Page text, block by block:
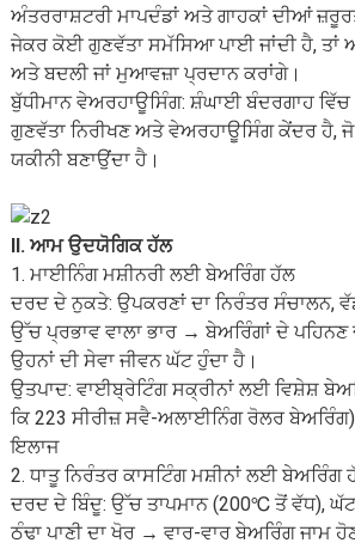
ਅੰਤਰਰਾਸ਼ਟਰੀ ਮਾਪਦੰਡਾਂ ਅਤੇ ਗਾਹਕਾਂ ਦੀਆਂ
ਜੇਕਰ ਕੋਈ ਗੁਣਵੱਤਾ ਸਮੱਸਿਆ ਪਾਈ ਜਾਂਦੀ ਹੈ, ਤਾਂ
ਅਤੇ ਬਦਲੀ ਜਾਂ ਮੁਆਵਜ਼ਾ ਪ੍ਰਦਾਨ ਕਰਾਂਗੇ।
ਬੁੱਧੀਮਾਨ ਵੇਅਰਹਾਊਸਿੰਗ: ਸ਼ੰਘਾਈ ਬੰਦਰਗਾਹ
ਗੁਣਵੱਤਾ ਨਿਰੀਖਣ ਅਤੇ ਵੇਅਰਹਾਊਸਿੰਗ ਕੇਂਦਰ ਹੈ, ਜੋ
ਯਕੀਨੀ ਬਣਾਉਂਦਾ ਹੈ।
II. ਆਮ ਉਦਯੋਗਿਕ ਹੱਲ
1. ਮਾਈਨਿੰਗ ਮਸ਼ੀਨਰੀ ਲਈ ਬੇਅਰਿੰਗ ਹੱਲ
ਦਰਦ ਦੇ ਨੁਕਤੇ: ਉਪਕਰਣਾਂ ਦਾ ਨਿਰੰਤਰ ਸੰਚਾਲਨ,
ਉੱਚ ਪ੍ਰਭਾਵ ਵਾਲਾ ਭਾਰ → ਬੇਅਰਿੰਗਾਂ ਦੇ ਪਹਿਨਣ
ਉਹਨਾਂ ਦੀ ਸੇਵਾ ਜੀਵਨ ਘੱਟ ਹੁੰਦਾ ਹੈ।
ਉਤਪਾਦ: ਵਾਈਬ੍ਰੇਟਿੰਗ ਸਕ੍ਰੀਨਾਂ ਲਈ ਵਿਸ਼ੇਸ਼
ਕਿ 223 ਸੀਰੀਜ਼ ਸਵੈ-ਅਲਾਈਨਿੰਗ ਰੋਲਰ
ਇਲਾਜ
2. ਧਾਤੂ ਨਿਰੰਤਰ ਕਾਸਟਿੰਗ ਮਸ਼ੀਨਾਂ ਲਈ ਬੇਅਰਿੰਗ
ਦਰਦ ਦੇ ਬਿੰਦੂ: ਉੱਚ ਤਾਪਮਾਨ (200℃ ਤੋਂ ਵੱਧ), ਘੱਟ
ਠੰਢਾ ਪਾਣੀ ਦਾ ਖੋਰ → ਵਾਰ-ਵਾਰ ਬੇਅਰਿੰਗ ਜਾਮ